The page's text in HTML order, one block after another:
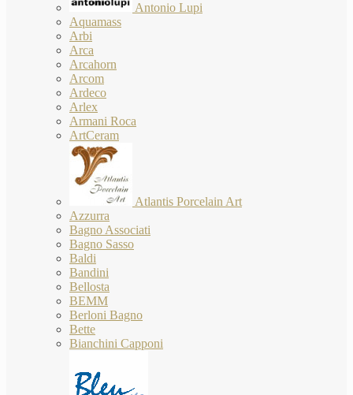
Antonio Lupi
Aquamass
Arbi
Arca
Arcahorn
Arcom
Ardeco
Arlex
Armani Roca
ArtCeram
Atlantis Porcelain Art
Azzurra
Bagno Associati
Bagno Sasso
Baldi
Bandini
Bellosta
BEMM
Berloni Bagno
Bette
Bianchini Capponi